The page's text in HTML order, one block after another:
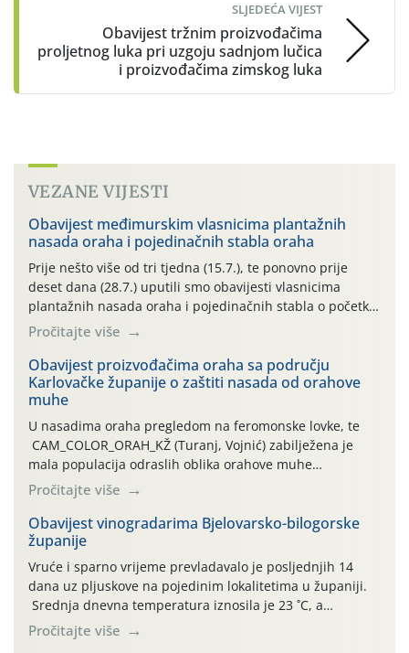
SLJEDEĆA VIJEST
Obavijest tržnim proizvođačima
proljetnog luka pri uzgoju sadnjom lučica
i proizvođačima zimskog luka
VEZANE VIJESTI
Obavijest međimurskim vlasnicima plantažnih
nasada oraha i pojedinačnih stabla oraha
Prije nešto više od tri tjedna (15.7.), te ponovno prije
deset dana (28.7.) uputili smo obavijesti vlasnicima
plantažnih nasada oraha i pojedinačnih stabla o početku
leta i ovogodišnjoj potrebi usmjerenog suzbijanja
orahove muhe (Rhagoletis completa)! Već dvanaest dana
traje drugi ovogodišnji “toplinski udar”, koji naročito
izražen zadnja šest dana (31.7.-05.8.), jer najviše
temperature zraka svakodnevno […]
Pročitajte više
Obavijest proizvođačima oraha sa području
Karlovačke županije o zaštiti nasada od orahove
muhe
U nasadima oraha pregledom na feromonske lovke, te
CAM_COLOR_ORAH_KŽ (Turanj, Vojnić) zabilježena je
mala populacija odraslih oblika orahove muhe
(Rhagoletis completa). Niska brojnost može se objasniti
činjenicom da je riječ o mladim nasadima s vrlo malim
urodom, što je povezano i s manjim brojem prezimjelih
jedinki. U starijim nasadima, na žutim ljepljivim Rebell
pločama s […]
Pročitajte više
Obavijest vinogradarima Bjelovarsko-bilogorske
županije
Vruće i sparno vrijeme prevladavalo je posljednjih 14
dana uz pljuskove na pojedinim lokalitetima u županiji.
Srednja dnevna temperatura iznosila je 23 ˚C, a
maksimalne su posljednjih dana dosezale do 35 ˚C.
Simptome plamenjače vinove loze (Plasmoparas
Pročitajte više